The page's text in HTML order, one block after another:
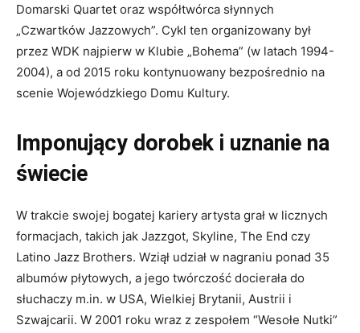
Domarski Quartet oraz współtwórca słynnych
„Czwartków Jazzowych”. Cykl ten organizowany był
przez WDK najpierw w Klubie „Bohema” (w latach 1994-
2004), a od 2015 roku kontynuowany bezpośrednio na
scenie Wojewódzkiego Domu Kultury.
Imponujący dorobek i uznanie na
świecie
W trakcie swojej bogatej kariery artysta grał w licznych
formacjach, takich jak Jazzgot, Skyline, The End czy
Latino Jazz Brothers. Wziął udział w nagraniu ponad 35
albumów płytowych, a jego twórczość docierała do
słuchaczy m.in. w USA, Wielkiej Brytanii, Austrii i
Szwajcarii. W 2001 roku wraz z zespołem “Wesołe Nutki”